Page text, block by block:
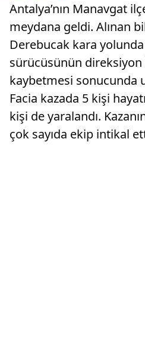
Antalya’nın Manavgat
meydana geldi. Alınan
Derebucak kara
sürücüsünün
kaybetmesi sonucunda
Facia kazada 5 kişi
kişi de yaralandı.
çok sayıda ekip intikal